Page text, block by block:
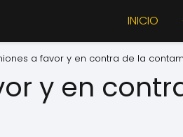
INICIO
a favor y en contra de la
y en